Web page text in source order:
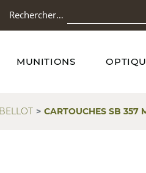
Rechercher…
MUNITIONS
CARTOUCHES SB 357